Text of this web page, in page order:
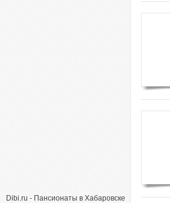
Dibi.ru - Пансионаты в Хабаровске